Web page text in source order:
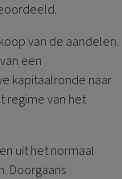
van de aandelen.
een
kapitaalronde naar
regime van het
uit het normaal
Doorgaans